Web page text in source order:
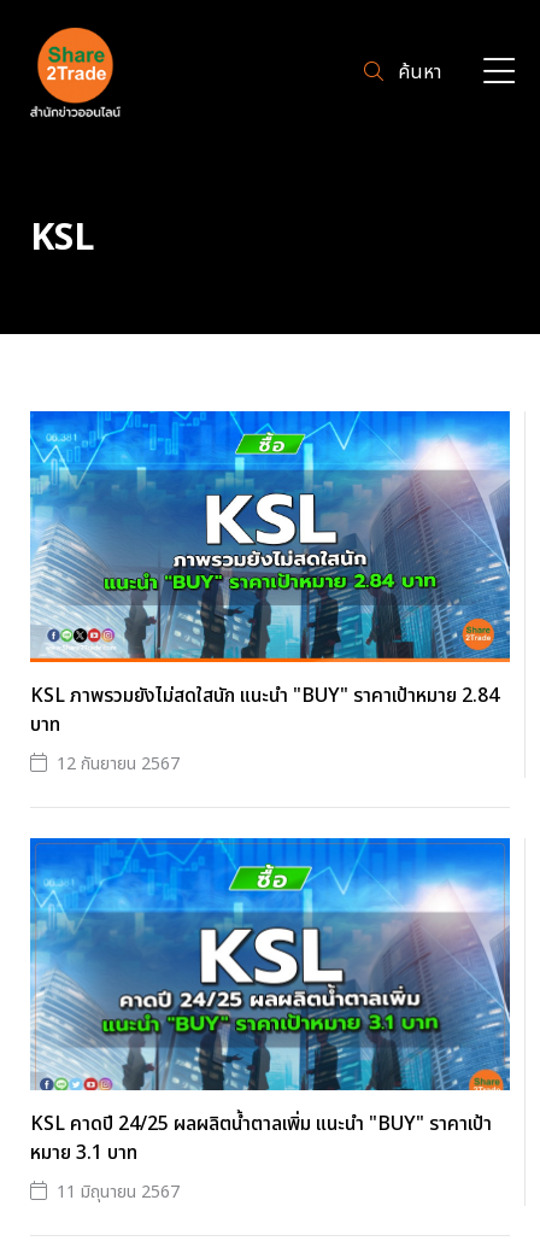
ค้นหา
KSL
KSL ภาพรวมยังไม่สดใสนัก แนะนำ "BUY" ราคาเป้าหมาย 2.84
บาท
12 กันยายน 2567
KSL คาดปี 24/25 ผลผลิตน้ำตาลเพิ่ม แนะนำ "BUY" ราคาเป้า
หมาย 3.1 บาท
11 มิถุนายน 2567